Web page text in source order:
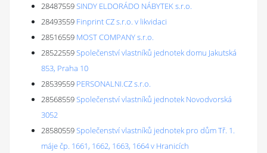
28487559SINDY ELDORÁDO NÁBYTEK s.r.o.
28493559 Finprint CZ s.r.o. v likvidaci
28516559 MOST COMPANY s.r.o.
28522559Společenství vlastníků jednotek domu Jakutská
853, Praha 10
28539559 PERSONALNI.CZ s.r.o.
28568559Společenství vlastníků jednotek Novodvorská
3052
28580559Společenství vlastníků jednotek pro dům Tř. 1.
máje čp. 1661, 1662, 1663, 1664 v Hranicích